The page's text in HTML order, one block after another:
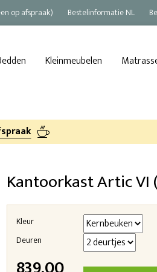
op afspraak) Bestelinformatie NL
Kleinmeubelen
Kantoorkast Artic
Kleur
Deuren